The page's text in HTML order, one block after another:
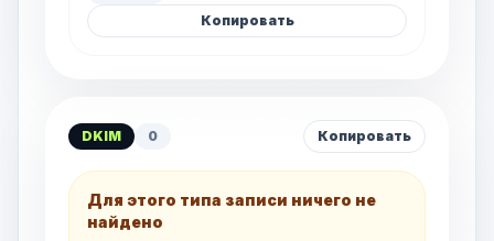
Копировать
DKIM 0 Копировать
Для этого типа записи ничего не
найдено